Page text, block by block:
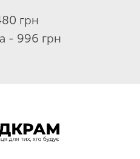
грн
- 996 грн